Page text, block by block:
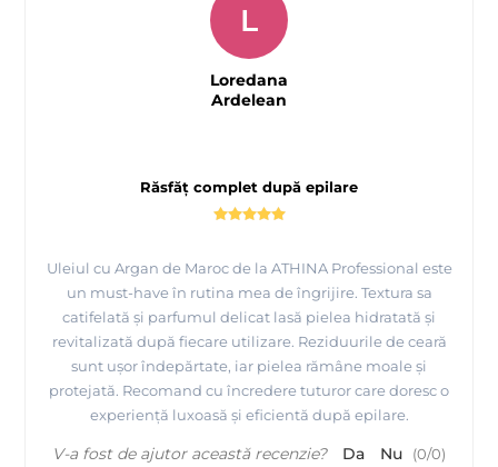
Răsfăț complet după epilare
Uleiul cu Argan de Maroc de la ATHINA Professional este
un must-have în rutina mea de îngrijire. Textura sa
catifelată și parfumul delicat lasă pielea hidratată și
revitalizată după fiecare utilizare. Reziduurile de ceară
sunt ușor îndepărtate, iar pielea rămâne moale și
protejată. Recomand cu încredere tuturor care doresc o
experiență luxoasă și eficientă după epilare.
L
Loredana
Ardelean
V-a fost de ajutor această recenzie? Da Nu (0/0)